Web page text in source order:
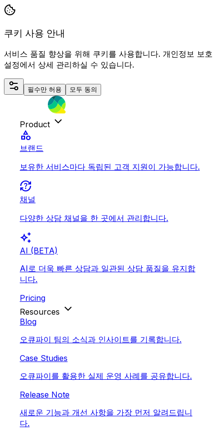
쿠키 사용 안내
서비스 품질 향상을 위해 쿠키를 사용합니다. 개인정보 보호
설정에서 상세 관리하실 수 있습니다.
필수만 허용 모두 동의
Product
category
브랜드
보유한 서비스마다 독립된 고객 지원이 가능합니다.
question_exchange
채널
다양한 상담 채널을 한 곳에서 관리합니다.
auto_awesome
AI (BETA)
AI로 더욱 빠른 상담과 일관된 상담 품질을 유지합
니다.
Pricing
Resources
Blog
오큐파이 팀의 소식과 인사이트를 기록합니다.
Case Studies
오큐파이를 활용한 실제 운영 사례를 공유합니다.
Release Note
새로운 기능과 개선 사항을 가장 먼저 알려드립니
다.